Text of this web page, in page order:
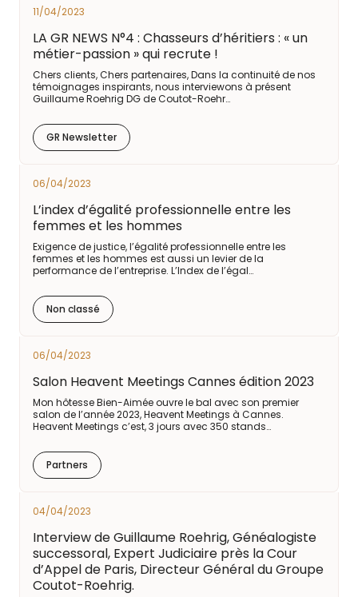
11/04/2023
LA GR NEWS N°4 : Chasseurs d’héritiers : « un
métier-passion » qui recrute !
Chers clients, Chers partenaires, Dans la continuité de nos
témoignages inspirants, nous interviewons à présent
Guillaume Roehrig DG de Coutot-Roehr…
GR Newsletter
06/04/2023
L’index d’égalité professionnelle entre les
femmes et les hommes
Exigence de justice, l’égalité professionnelle entre les
femmes et les hommes est aussi un levier de la
performance de l’entreprise. L’Index de l’égal…
Non classé
06/04/2023
Salon Heavent Meetings Cannes édition 2023
Mon hôtesse Bien-Aimée ouvre le bal avec son premier
salon de l’année 2023, Heavent Meetings à Cannes.
Heavent Meetings c’est, 3 jours avec 350 stands…
Partners
04/04/2023
Interview de Guillaume Roehrig, Généalogiste
successoral, Expert Judiciaire près la Cour
d’Appel de Paris, Directeur Général du Groupe
Coutot-Roehrig.